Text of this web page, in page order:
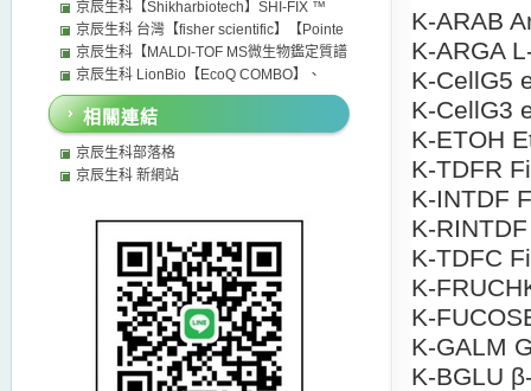
K-ARAB
K-ARGA
K-CellG5
K-CellG3
K-ETOH
K-TDFR
K-INTDF
K-
K-TDFC
K-
K-
K-GALM
K-BGLU
【EcoQ COMBO】二合一實驗室級超純水系
統 可以加裝去除內毒素 可以取代Merck
millipore Sigma 純水機 默克Milli-Q超純水 純
水系統 Milli-Q超純水系統
【Ruixibiotech】【nanocomposix】【】
Gold Nanoparticles InnovaGOLD 奈米金
Innova Biosciences BBIsolution
Nanoparticles
SuperFrost Plus Adhesion slides Control
Slides- Fisher Scientific Thermo scientific
superfrost microscope slides
毒液或Kit 質體 Vector
京辰生科【Shikharbiotech】SHI-FIX ™
COVERSLIPS 懸浮細胞專用玻片 台灣代理商
distributors
京辰生科 台灣【fisher scientific】【Pointe
HORIBA Scientific】fishersci fisher scientific
thermo Pointe Scientific 歐美日本試劑藥品經
銷代理
京辰生科【MALDI-TOF MS微生物鑑定質譜
儀】MicroIDSys (ASTA)、Bruker MALDI
Biotyper 與 BioMérieux VITEK MS 推薦 評價
比較CP值 台灣京辰生科購買價格我最便宜 台
灣歐美日本韓國各廠牌試劑藥品 經銷代理商
MALDI-TOF MS 飛行質譜儀分析儀快速菌種鑑
京辰生科 LionBio【EcoQ COMBO】、
【Millipore (Merck)】【ELGA】 與
【Sartorius】實驗室超純水系統 純水機推薦
評價 評比 比較優缺點 台灣CP值最高的超純水
機 台灣歐美日本試劑藥品經銷代理商
相關連結
京辰生科部落格
京辰生科 新網站